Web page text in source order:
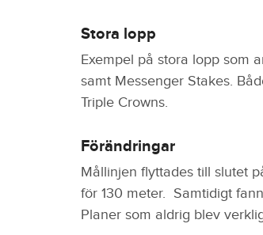
Stora lopp
Exempel på stora lopp som
samt Messenger Stakes.
Triple Crowns.
Förändringar
Mållinjen flyttades till slutet
för 130 meter. Samtidigt
Planer som aldrig blev